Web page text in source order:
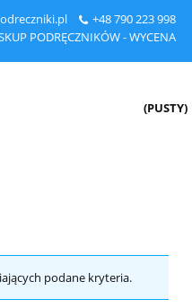
+48790 223 998
PODRĘCZNIKÓW - WYCENA
(PUSTY)
podane kryteria.